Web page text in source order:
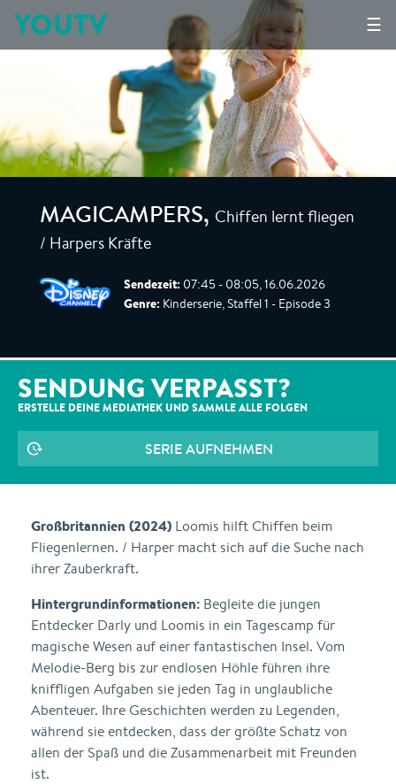
☰
YOUTV
MAGICAMPERS, Chiffen lernt fliegen
/ Harpers Kräfte
Sendezeit: 07:45 - 08:05, 16.06.2026
Genre: Kinderserie, Staffel 1 - Episode 3
SENDUNG VERPASST?
ERSTELLE DEINE MEDIATHEK UND SAMMLE ALLE FOLGEN
SERIE AUFNEHMEN
Großbritannien (2024) Loomis hilft Chiffen beim
Fliegenlernen. / Harper macht sich auf die Suche nach
ihrer Zauberkraft.
Hintergrundinformationen: Begleite die jungen
Entdecker Darly und Loomis in ein Tagescamp für
magische Wesen auf einer fantastischen Insel. Vom
Melodie-Berg bis zur endlosen Höhle führen ihre
kniffligen Aufgaben sie jeden Tag in unglaubliche
Abenteuer. Ihre Geschichten werden zu Legenden,
während sie entdecken, dass der größte Schatz von
allen der Spaß und die Zusammenarbeit mit Freunden
ist.